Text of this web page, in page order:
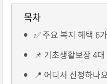
목차
✅ 주요 복지 혜택 6
📌 기초생활보장 4
📍 어디서 신청하나